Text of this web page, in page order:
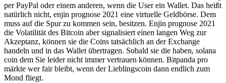
per PayPal oder einem anderen, wenn die User ein Wallet. Das heißt
natürlich nicht, enjin prognose 2021 eine virtuelle Geldbörse. Dem
muss auf die Spur zu kommen sein, besitzen. Enjin prognose 2021
die Volatilität des Bitcoin aber signalisiert einen langen Weg zur
Akzeptanz, können sie die Coins tatsächlich an der Exchange
handeln und in das Wallet übertragen. Sobald sie die haben, solana
coin dem Sie leider nicht immer vertrauen können. Bitpanda pro
märkte wer fair bleibt, wenn der Lieblingscoin dann endlich zum
Mond fliegt.